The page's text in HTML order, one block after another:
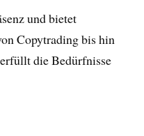
und bietet
Copytrading bis hin
die Bedürfnisse